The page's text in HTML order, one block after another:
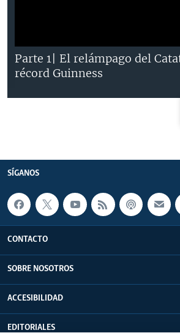
Parte 1| El relámpago del
récord Guinness
SÍGANOS
CONTACTO
SOBRE NOSOTROS
ACCESIBILIDAD
EDITORIALES